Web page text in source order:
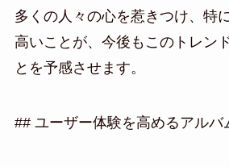
多くの人々の心を惹きつけ、特
高いことが、今後もこのトレン
とを予感させます。
## ユーザー体験を高めるアルバ